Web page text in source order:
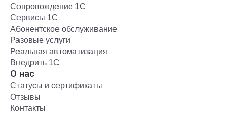
Сопровождение 1С
Сервисы 1С
Абонентское обслуживание
Разовые услуги
Реальная автоматизация
Внедрить 1С
О нас
Статусы и сертификаты
Отзывы
Контакты